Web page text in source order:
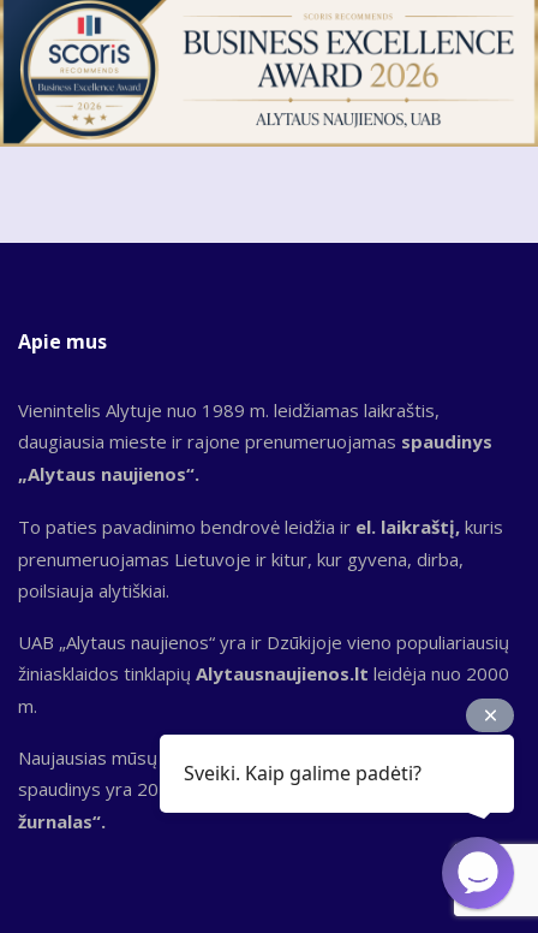
Apie mus
Vienintelis Alytuje nuo 1989 m. leidžiamas laikraštis,
daugiausia mieste ir rajone prenumeruojamas spaudinys
„Alytaus naujienos“.
To paties pavadinimo bendrovė leidžia ir el. laikraštį, kuris
prenumeruojamas Lietuvoje ir kitur, kur gyvena, dirba,
poilsiauja alytiškiai.
UAB „Alytaus naujienos“ yra ir Dzūkijoje vieno populiariausių
žiniasklaidos tinklapių Alytausnaujienos.lt leidėja nuo 2000
m.
Naujausias mūsų redakcijos ir kūrybinių bendradarbių
spaudinys yra 2024 metais pradėtas leisti„Alytaus
žurnalas“.
Sveiki. Kaip galime padėti?